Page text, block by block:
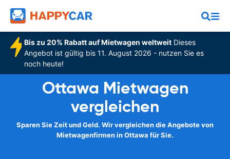
Bis zu 20% Rabatt auf Mietwagen weltweitDieses
Angebot ist gültig bis 11. August 2026 - nutzen Sie es
noch heute!
Ottawa Mietwagen
vergleichen
Sparen Sie Zeit und Geld. Wir vergleichen die Angebote von
Mietwagenfirmen in Ottawa für Sie.